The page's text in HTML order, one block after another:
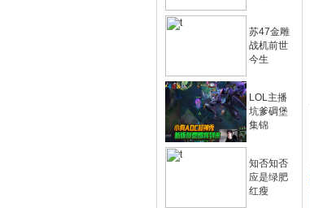
苏47金雕
战机前世
今生
LOL主播
坑爹碉堡
集锦
知否知否
应是绿肥
红瘦